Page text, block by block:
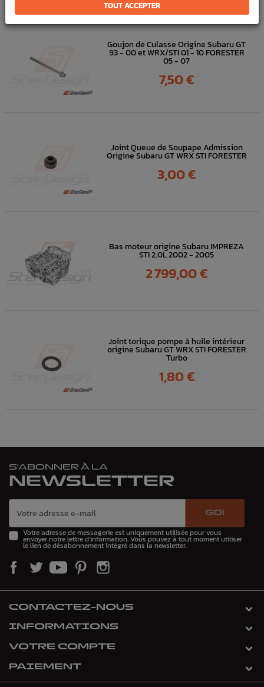
Goujon de Culasse Origine Subaru GT
93 - 00 et WRX/STI 01 - 10 FORESTER
05 - 07
Prix
7,50 €
Joint Queue de Soupape Admission
Origine Subaru GT WRX STI FORESTER
Prix
3,00 €
Bas moteur origine Subaru IMPREZA
STI 2.0L 2002 - 2005
Prix
2 799,00 €
Joint torique pompe à huile intérieur
origine Subaru GT WRX STI FORESTER
Turbo
Prix
1,80 €
S'ABONNER À LA
NEWSLETTER
GO!
Votre adresse de messagerie est uniquement utilisée pour vous
envoyer notre lettre d'information. Vous pouvez à tout moment utiliser
le lien de désabonnement intégré dans la newsletter.
CONTACTEZ-NOUS
INFORMATIONS
VOTRE COMPTE
PAIEMENT
TOUT ACCEPTER